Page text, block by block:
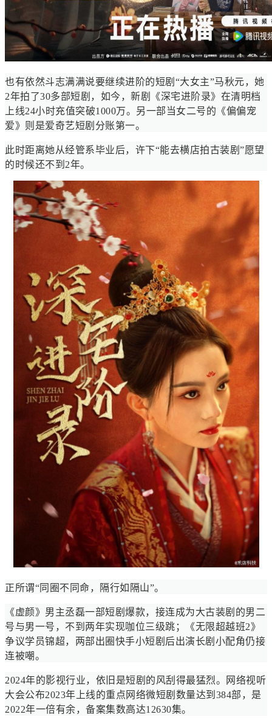
也有依然斗志满满说要继续进阶的短剧“大女主”马秋元，她
2年拍了30多部短剧，如今，新剧《深宅进阶录》在清明档
上线24小时充值突破1000万。另一部当女二号的《偏偏宠
爱》则是爱奇艺短剧分账第一。
此时距离她从经管系毕业后，许下“能去横店拍古装剧”愿望
的时候还不到2年。
正所谓“同圈不同命，隔行如隔山”。
《虚颜》男主丞磊一部短剧爆款，接连成为大古装剧的男二
号与男一号，不到两年实现咖位三级跳；《无限超越班2》
争议学员锦超，两部出圈快手小短剧后出演长剧小配角仍接
连被嘲。
2024年的影视行业，依旧是短剧的风刮得最猛烈。网络视听
大会公布2023年上线的重点网络微短剧数量达到384部，是
2022年一倍有余，备案集数高达12630集。